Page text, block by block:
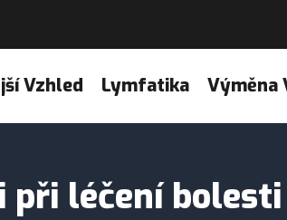
Vzhled Lymfatika Výměna
při léčení